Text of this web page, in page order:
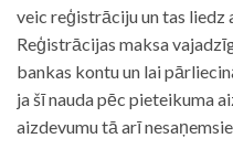
veic reģistrāciju un tas liedz
Reģistrācijas maksa
bankas kontu un lai
ja šī nauda pēc pieteikuma
aizdevumu tā arī